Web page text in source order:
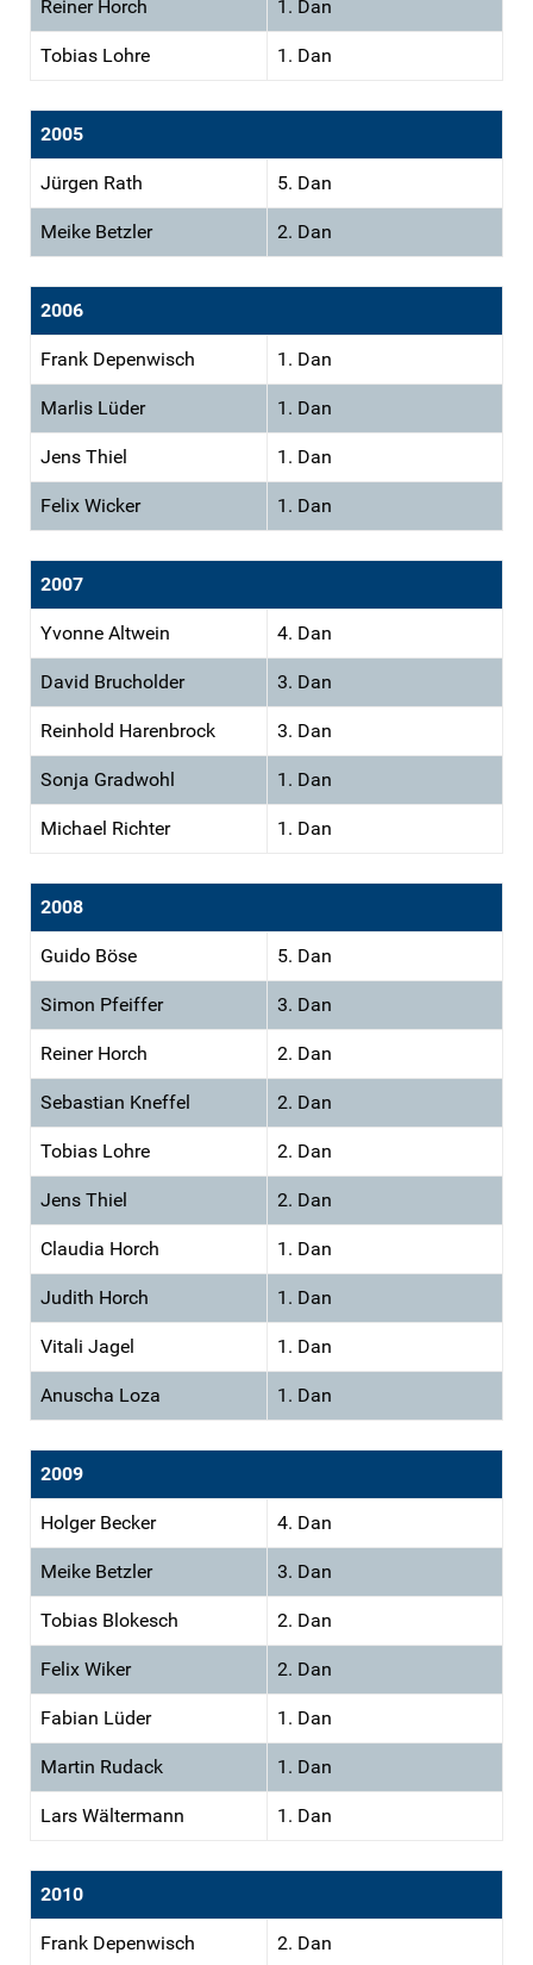
Reiner Horch 1. Dan
Tobias Lohre 1. Dan
2005
Jürgen Rath 5. Dan
Meike Betzler 2. Dan
2006
Frank Depenwisch 1. Dan
Marlis Lüder 1. Dan
Jens Thiel 1. Dan
Felix Wicker 1. Dan
2007
Yvonne Altwein 4. Dan
David Brucholder 3. Dan
Reinhold Harenbrock 3. Dan
Sonja Gradwohl 1. Dan
Michael Richter 1. Dan
2008
Guido Böse 5. Dan
Simon Pfeiffer 3. Dan
Reiner Horch 2. Dan
Sebastian Kneffel 2. Dan
Tobias Lohre 2. Dan
Jens Thiel 2. Dan
Claudia Horch 1. Dan
Judith Horch 1. Dan
Vitali Jagel 1. Dan
Anuscha Loza 1. Dan
2009
Holger Becker 4. Dan
Meike Betzler 3. Dan
Tobias Blokesch 2. Dan
Felix Wiker 2. Dan
Fabian Lüder 1. Dan
Martin Rudack 1. Dan
Lars Wältermann 1. Dan
2010
Frank Depenwisch 2. Dan